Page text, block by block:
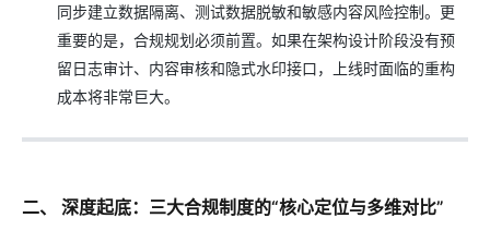
同步建立数据隔离、测试数据脱敏和敏感内容风险控制。更
重要的是，合规规划必须前置。如果在架构设计阶段没有预
留日志审计、内容审核和隐式水印接口，上线时面临的重构
成本将非常巨大。
二、 深度起底：三大合规制度的“核心定位与多维对比”